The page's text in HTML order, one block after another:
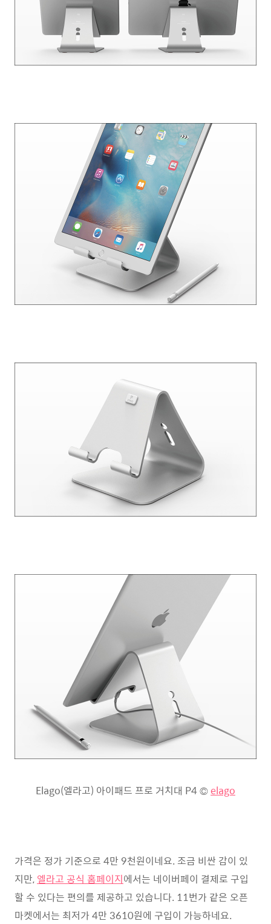
Elago(엘라고) 아이패드 프로 거치대 P4 ©elago
가격은 정가 기준으로 4만 9천원이네요. 조금 비싼 감이 있
지만, 엘라고 공식 홈페이지에서는 네이버페이 결제로 구입
할 수 있다는 편의를 제공하고 있습니다. 11번가 같은 오픈
마켓에서는 최저가 4만 3610원에 구입이 가능하네요.